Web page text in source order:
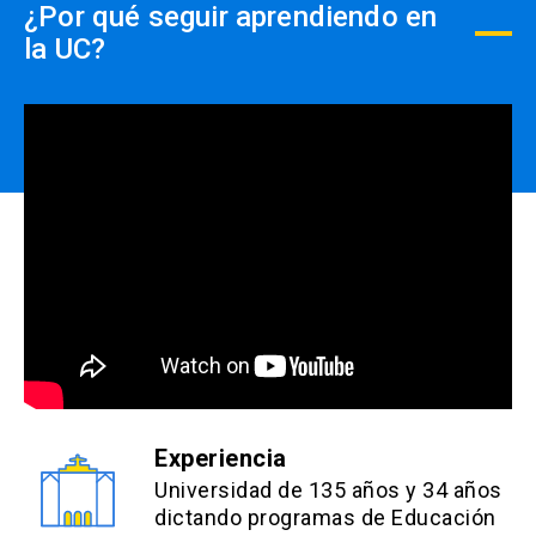
efectuados PREVIO AL PAGO,
close
¿Por qué seguir aprendiendo en
la UC?
Experiencia
Universidad de 135 años y 34 años
dictando programas de Educación